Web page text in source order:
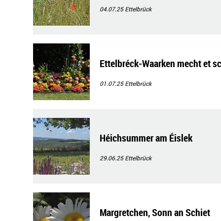
04.07.25Ettelbrück
Ettelbréck-Waarken mecht et
01.07.25Ettelbrück
Héichsummer am Éislek
29.06.25Ettelbrück
Margretchen, Sonn an Schiet